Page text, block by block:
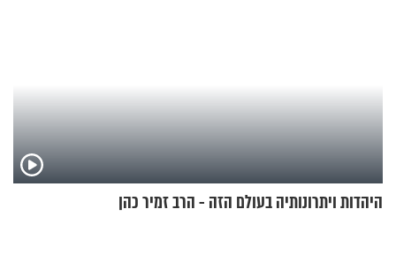
היהדות ויתרונותיה בעולם הזה - הרב זמיר כהן